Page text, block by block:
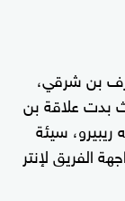
بن شرقي،
بدت علاقة بن
سيئة
الفريق لإنتر